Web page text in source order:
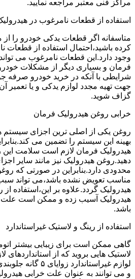
مراکز فنی معتبر مراجعه نمایید.
استفاده از قطعات نامرغوب در
متاسفانه اگر قطعات یدکی خودرو را از
کرده باشید،احتمال استفاده از قطعات
وجود دارد.این قطعات نامرغوب می
فرمان و بسیاری دیگر از مشکلات
شرایطی با آنکه در خرید خودرو صرفه
جهت تهیه مجدد لوازم یدکی و یا تعمیر
گزاف شوید.
خرابی روغن هیدرولیک فرمان
روغن یکی از اصلی ترین اجزای سیستم
بهینه این سیستم را تضمین می
هیدرولیک فرمان لازم است سلامت این
دهید.روغن هیدرولیک نیز مانند سایر
محدودی دارد.بنابراین در صورتی که
مناسب تعویض نشده باشد،می تواند
هیدرولیک گردد.علاوه بر این،استفاده
هیدرولیک آسیب زده و ممکن است علت
باشد.
استفاده از رینگ و لاستیک غیراستاندارد
گاهی ممکن است برای زیبایی بیشتر
لاستیک هایی بروید که از استانداردهای
لوازم
و می توانند به عنوان علت خرابی